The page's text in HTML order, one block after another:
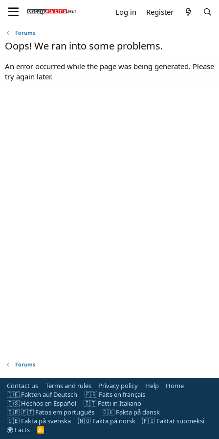
Log in Register
Forums
Oops! We ran into some problems.
An error occurred while the page was being generated. Please
try again later.
Forums
Contact us Terms and rules Privacy policy Help
Home
🇩🇪 Fakten auf Deutsch
🇫🇷 Faits en français
🇪🇸 Hechos en Español
🇮🇹 Fatti in Italiano
🇧🇷 🇵🇹 Fatos em português
🇩🇰 Fakta på dansk
🇸🇪 Fakta på svenska
🇳🇴 Fakta på norsk
🇫🇮 Faktat suomeksi
🌍 Facts
R